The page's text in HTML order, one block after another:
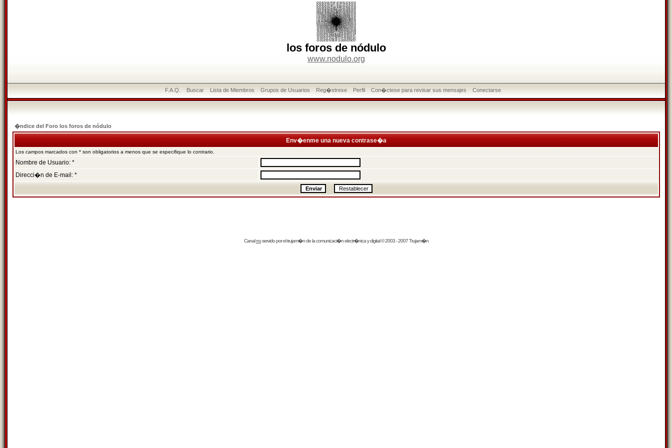
los foros de nódulo
www.nodulo.org
F.A.Q. Buscar Lista de Miembros Grupos de Usuarios Reg�strese Perfil Con�ctese para revisar sus mensajes Conectarse
�ndice del Foro los foros de nódulo
Env�enme una nueva contrase�a
Los campos marcados con * son obligatorios a menos que se especifique lo contrario.
Nombre de Usuario: *
Direcci�n de E-mail: *
Canalrssservido por eltrujam�nde la comunicaci�n electr�nica y digital © 2003 - 2007 Trujam�n